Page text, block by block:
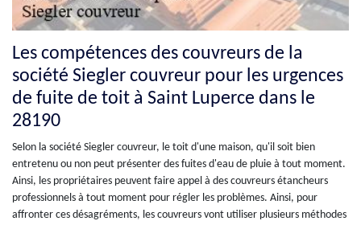
Les compétences des couvreurs de la
société Siegler couvreur pour les urgences
de fuite de toit à Saint Luperce dans le
28190
Selon la société Siegler couvreur, le toit d'une maison, qu'il soit bien
entretenu ou non peut présenter des fuites d'eau de pluie à tout moment.
Ainsi, les propriétaires peuvent faire appel à des couvreurs étancheurs
professionnels à tout moment pour régler les problèmes. Ainsi, pour
affronter ces désagréments, les couvreurs vont utiliser plusieurs méthodes